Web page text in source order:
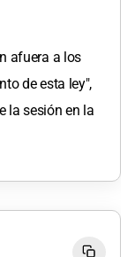
afuera a los
de esta ley",
la sesión en la